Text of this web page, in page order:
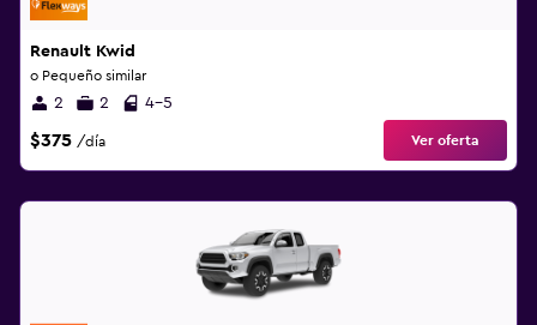
Renault Kwid
o Pequeño similar
2 2 4-5
$375 /día Ver oferta